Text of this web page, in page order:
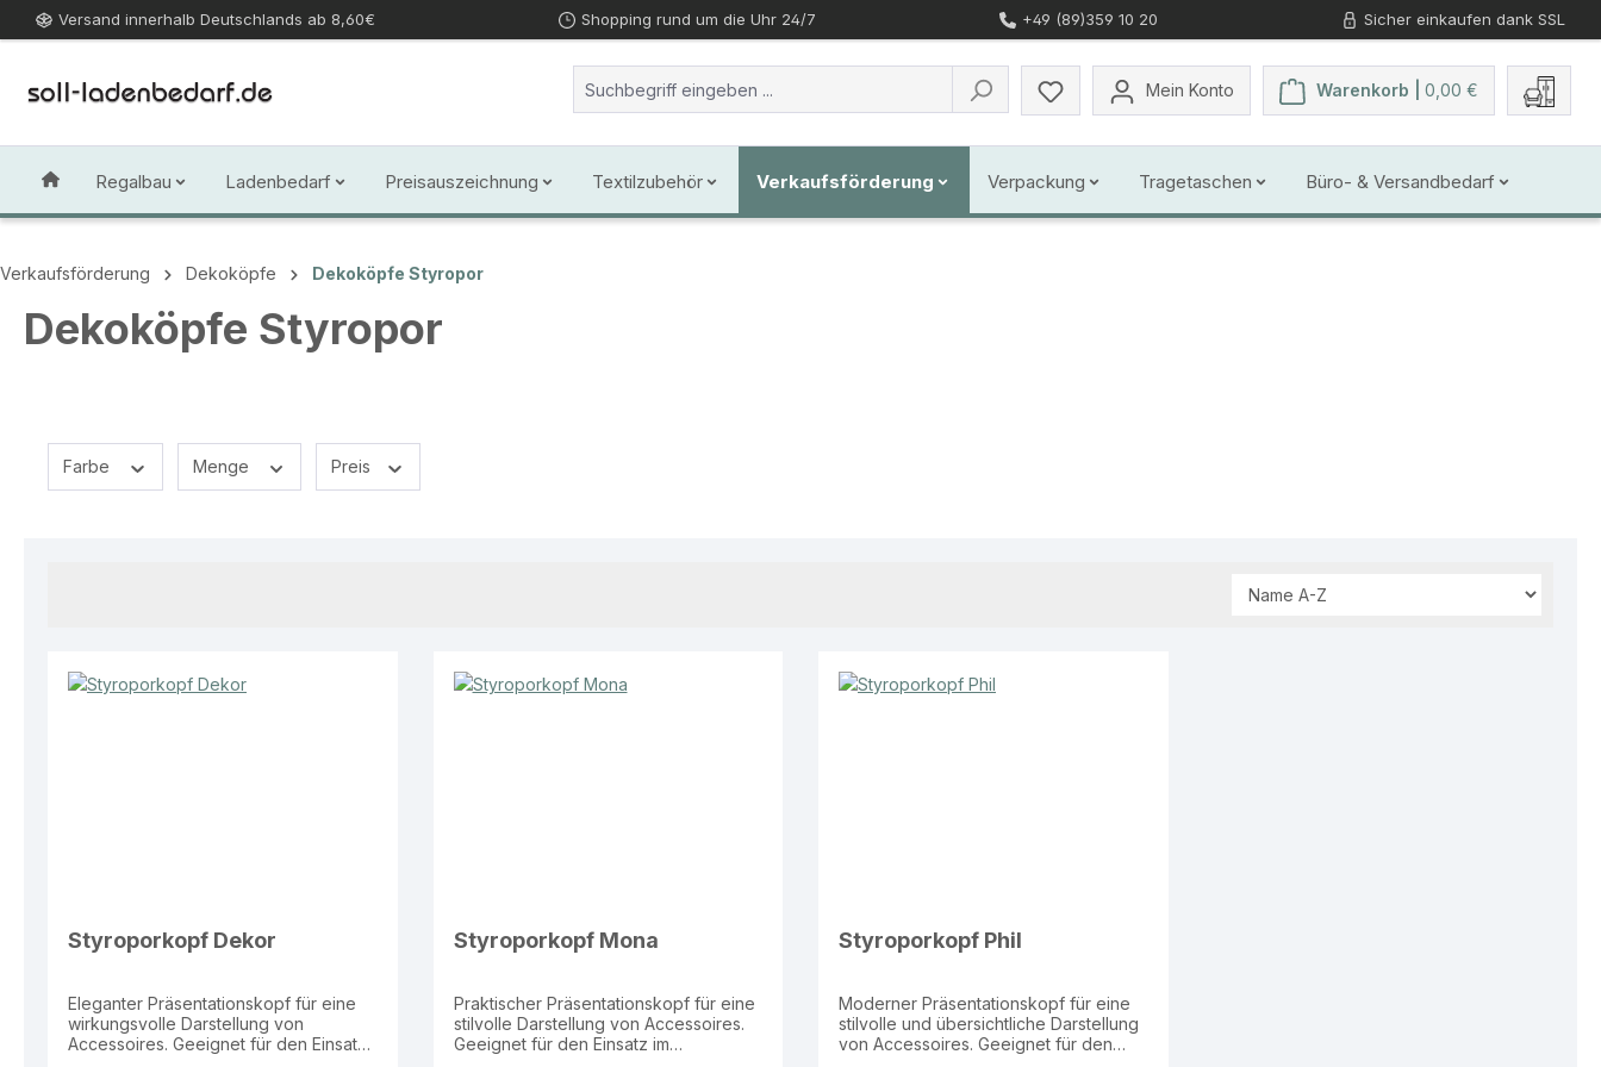
Hauptinhalt springen
Zur Suche springen
Zur Hauptnavigation springen
Versand innerhalb Deutschlands ab 8,60€ Shopping rund um die Uhr 24/7 +49 (89)359 10 20 Sicher einkaufen dank SSL
Du hast 0 Produkte auf dem Merkzettel
Mein Konto Warenkorb | 0,00 €
Regalbau Ladenbedarf Preisauszeichnung Textilzubehör Verkaufsförderung Verpackung Tragetaschen Büro- & Versandbedarf
Verkaufsförderung Dekoköpfe Dekoköpfe Styropor
Dekoköpfe Styropor
Farbe Menge Preis
Styroporkopf Dekor
Eleganter Präsentationskopf für eine
wirkungsvolle Darstellung von
Accessoires. Geeignet für den Einsatz
Styroporkopf Mona
Praktischer Präsentationskopf für eine
stilvolle Darstellung von Accessoires.
Geeignet für den Einsatz im
Styroporkopf Phil
Moderner Präsentationskopf für eine
stilvolle und übersichtliche Darstellung
von Accessoires. Geeignet für den